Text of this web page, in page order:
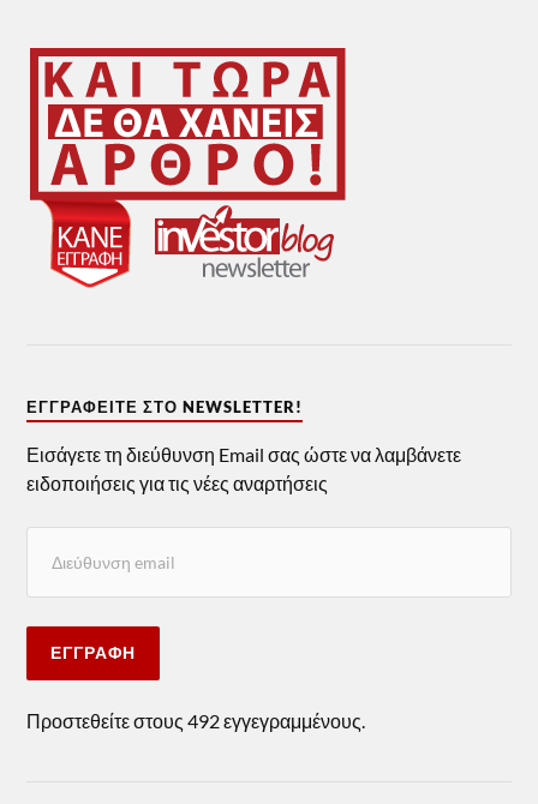
ΕΓΓΡΑΦΕΊΤΕ ΣΤΟ NEWSLETTER!
Εισάγετε τη διεύθυνση Email σας ώστε να λαμβάνετε
ειδοποιήσεις για τις νέες αναρτήσεις
ΕΓΓΡΑΦΉ
Προστεθείτε στους 492 εγγεγραμμένους.